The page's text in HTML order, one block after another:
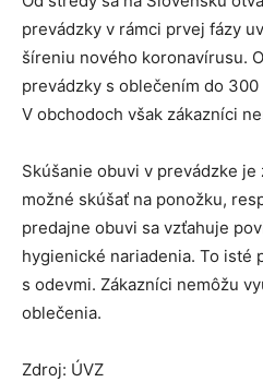
prevádzky v rámci prvej fázy
šíreniu nového koronavírusu.
prevádzky s oblečením do
V obchodoch však zákazníci
Skúšanie obuvi v prevádzke je
možné skúšať na ponožku,
predajne obuvi sa vzťahuje
hygienické nariadenia. To isté
s odevmi. Zákazníci nemôžu
oblečenia.
Zdroj: ÚVZ